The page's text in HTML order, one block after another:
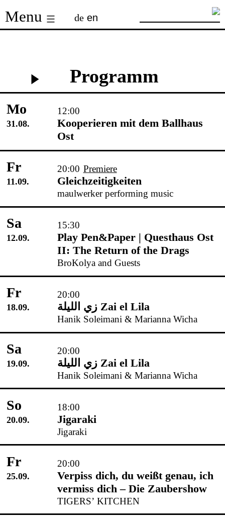
toMenu de en
Programm
Mo
31.08.
12:00
Kooperieren mit dem Ballhaus
Ost
Fr
11.09.
20:00 Premiere
Gleichzeitigkeiten
maulwerker performing music
Sa
12.09.
15:30
Play Pen&Paper | Questhaus Ost
II: The Return of the Drags
BroKolya and Guests
Fr
18.09.
20:00
زي‌ اللیلة Zai el Lila
Hanik Soleimani & Marianna Wicha
Sa
19.09.
20:00
زي‌ اللیلة Zai el Lila
Hanik Soleimani & Marianna Wicha
So
20.09.
18:00
Jigaraki
Jigaraki
Fr
25.09.
20:00
Verpiss dich, du weißt genau, ich
vermiss dich – Die Zaubershow
TIGERS’ KITCHEN